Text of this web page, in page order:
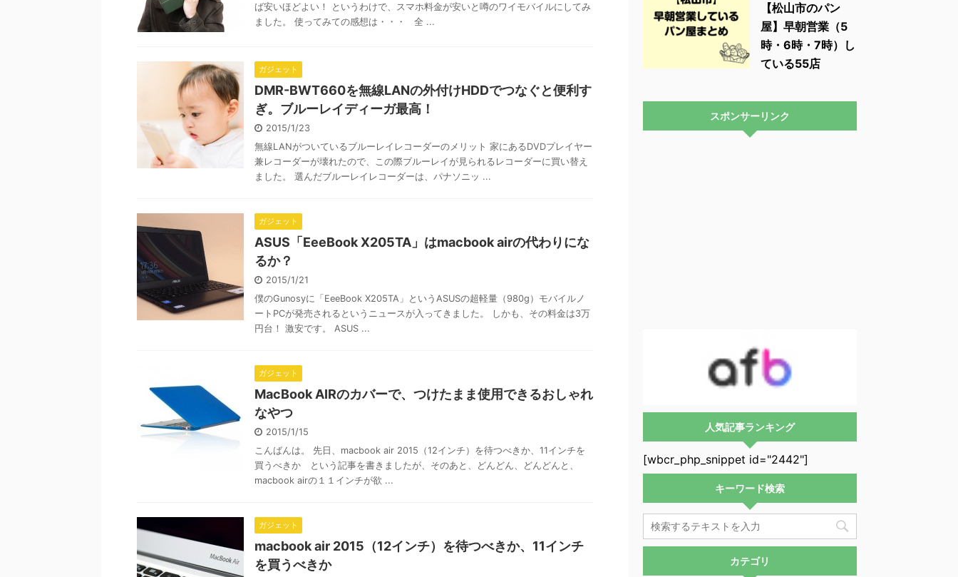
ば安いほどよい！ というわけで、スマホ料金が安いと噂のワイモバイルにしてみ
ました。 使ってみての感想は・・・ 全 ...
ガジェット
DMR-BWT660を無線LANの外付けHDDでつなぐと便利す
ぎ。ブルーレイディーガ最高！
2015/1/23
無線LANがついているブルーレイレコーダーのメリット 家にあるDVDプレイヤー
兼レコーダーが壊れたので、この際ブルーレイが見られるレコーダーに買い替え
ました。 選んだブルーレイレコーダーは、パナソニッ ...
ガジェット
ASUS「EeeBook X205TA」はmacbook airの代わりにな
るか？
2015/1/21
僕のGunosyに「EeeBook X205TA」というASUSの超軽量（980g）モバイルノ
ートPCが発売されるというニュースが入ってきました。 しかも、その料金は3万
円台！ 激安です。 ASUS ...
ガジェット
MacBook AIRのカバーで、つけたまま使用できるおしゃれ
なやつ
2015/1/15
こんばんは。 先日、macbook air 2015（12インチ）を待つべきか、11インチを
買うべきか という記事を書きましたが、そのあと、どんどん、どんどんと、
macbook airの１１インチが欲 ...
ガジェット
macbook air 2015（12インチ）を待つべきか、11インチ
を買うべきか
【松山市のパン
屋】早朝営業（5
時・6時・7時）し
ている55店
スポンサーリンク
人気記事ランキング
[wbcr_php_snippet id="2442"]
キーワード検索
カテゴリ